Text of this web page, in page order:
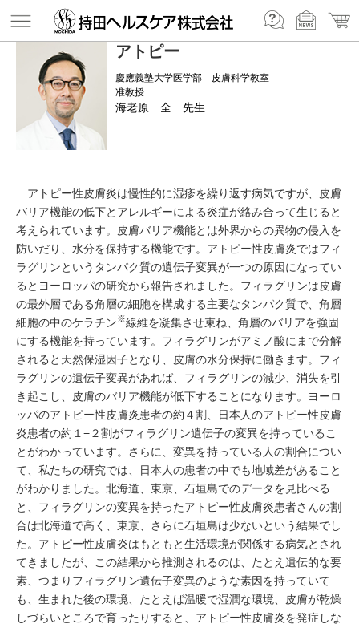
アトピー
慶應義塾大学医学部 皮膚科学教室
准教授
海老原 全 先生
アトピー性皮膚炎は慢性的に湿疹を繰り返す病気ですが、皮膚
バリア機能の低下とアレルギーによる炎症が絡み合って生じると
考えられています。皮膚バリア機能とは外界からの異物の侵入を
防いだり、水分を保持する機能です。アトピー性皮膚炎ではフィ
ラグリンというタンパク質の遺伝子変異が一つの原因になってい
るとヨーロッパの研究から報告されました。フィラグリンは皮膚
の最外層である角層の細胞を構成する主要なタンパク質で、角層
細胞の中のケラチン※線維を凝集させ束ね、角層のバリアを強固
にする機能を持っています。フィラグリンがアミノ酸にまで分解
されると天然保湿因子となり、皮膚の水分保持に働きます。フィ
ラグリンの遺伝子変異があれば、フィラグリンの減少、消失を引
き起こし、皮膚のバリア機能が低下することになります。ヨーロ
ッパのアトピー性皮膚炎患者の約４割、日本人のアトピー性皮膚
炎患者の約１−２割がフィラグリン遺伝子の変異を持っているこ
とがわかっています。さらに、変異を持っている人の割合につい
て、私たちの研究では、日本人の患者の中でも地域差があること
がわかりました。北海道、東京、石垣島でのデータを見比べる
と、フィラグリンの変異を持ったアトピー性皮膚炎患者さんの割
合は北海道で高く、東京、さらに石垣島は少ないという結果でし
た。アトピー性皮膚炎はもともと生活環境が関係する病気とされ
てきましたが、この結果から推測されるのは、たとえ遺伝的な要
素、つまりフィラグリン遺伝子変異のような素因を持っていて
も、生まれた後の環境、たとえば温暖で湿潤な環境、皮膚が乾燥
しづらいところで育ったりすると、アトピー性皮膚炎を発症しな